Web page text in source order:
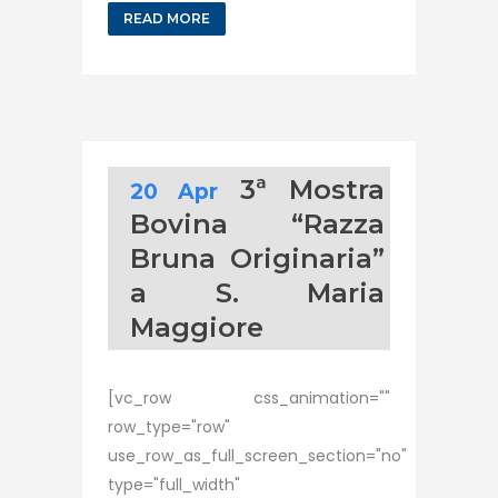
READ MORE
20 Apr
3ª Mostra
Bovina “Razza
Bruna Originaria”
a S. Maria
Maggiore
[vc_row css_animation=""
row_type="row"
use_row_as_full_screen_section="no"
type="full_width"